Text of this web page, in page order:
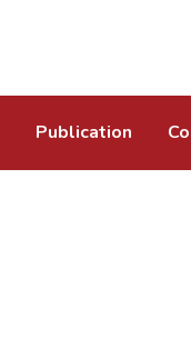
Publication